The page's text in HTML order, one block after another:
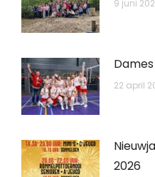
9 juni
22 april
2026